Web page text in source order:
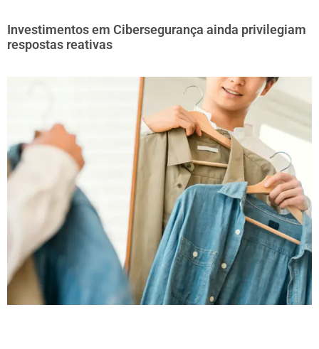
Investimentos em Cibersegurança ainda privilegiam
respostas reativas